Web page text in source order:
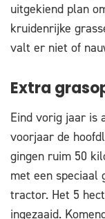
uitgekiend plan
kruidenrijke
valt er niet of
Extra
Eind vorig jaar is
voorjaar de
gingen ruim 50
met een speciaal
tractor. Het 5
ingezaaid.